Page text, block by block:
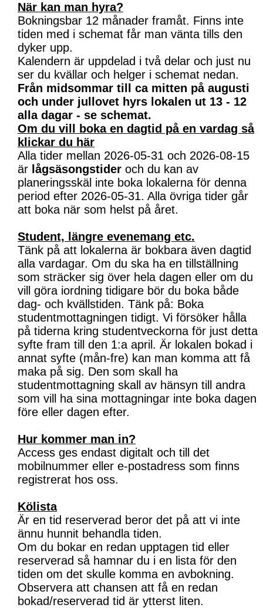
När kan man hyra?
Bokningsbar 12 månader framåt. Finns inte
tiden med i schemat får man vänta tills den
dyker upp.
Kalendern är uppdelad i två delar och just nu
ser du kvällar och helger i schemat nedan.
Från midsommar till ca mitten på augusti
och under jullovet hyrs lokalen ut 13 - 12
alla dagar - se schemat.
Om du vill boka en dagtid på en vardag så
klickar du här
Alla tider mellan 2026-05-31 och 2026-08-15
är lågsäsongstider och du kan av
planeringsskäl inte boka lokalerna för denna
period efter 2026-05-31. Alla övriga tider går
att boka när som helst på året.
Student, längre evenemang etc.
Tänk på att lokalerna är bokbara även dagtid
alla vardagar. Om du ska ha en tillställning
som sträcker sig över hela dagen eller om du
vill göra iordning tidigare bör du boka både
dag- och kvällstiden. Tänk på: Boka
studentmottagningen tidigt. Vi försöker hålla
på tiderna kring studentveckorna för just detta
syfte fram till den 1:a april. Är lokalen bokad i
annat syfte (mån-fre) kan man komma att få
maka på sig. Den som skall ha
studentmottagning skall av hänsyn till andra
som vill ha sina mottagningar inte boka dagen
före eller dagen efter.
Hur kommer man in?
Access ges endast digitalt och till det
mobilnummer eller e-postadress som finns
registrerat hos oss.
Kölista
Är en tid reserverad beror det på att vi inte
ännu hunnit behandla tiden.
Om du bokar en redan upptagen tid eller
reserverad så hamnar du i en lista för den
tiden om det skulle komma en avbokning.
Observera att chansen att få en redan
bokad/reserverad tid är ytterst liten.